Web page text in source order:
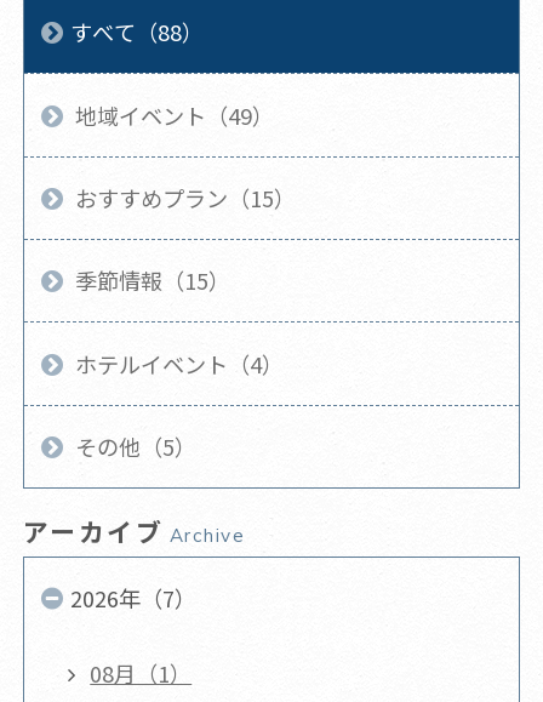
すべて（88）
地域イベント（49）
おすすめプラン（15）
季節情報（15）
ホテルイベント（4）
その他（5）
アーカイブ Archive
2026年（7）
08月（1）